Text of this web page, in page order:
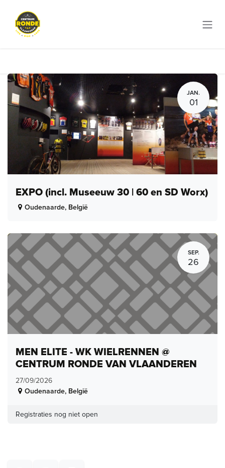
JAN.
01
EXPO (incl. Museeuw 30 | 60 en SD Worx)
Oudenaarde, België
SEP.
26
MEN ELITE - WK WIELRENNEN @
CENTRUM RONDE VAN VLAANDEREN
27/09/2026
Oudenaarde, België
Registraties nog niet open